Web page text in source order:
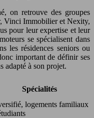
on retrouve des groupes
Vinci Immobilier et Nexity,
pour leur expertise et leur
se spécialisent dans
les résidences seniors ou
important de définir ses
adapté à son projet.
Spécialités
logements familiaux